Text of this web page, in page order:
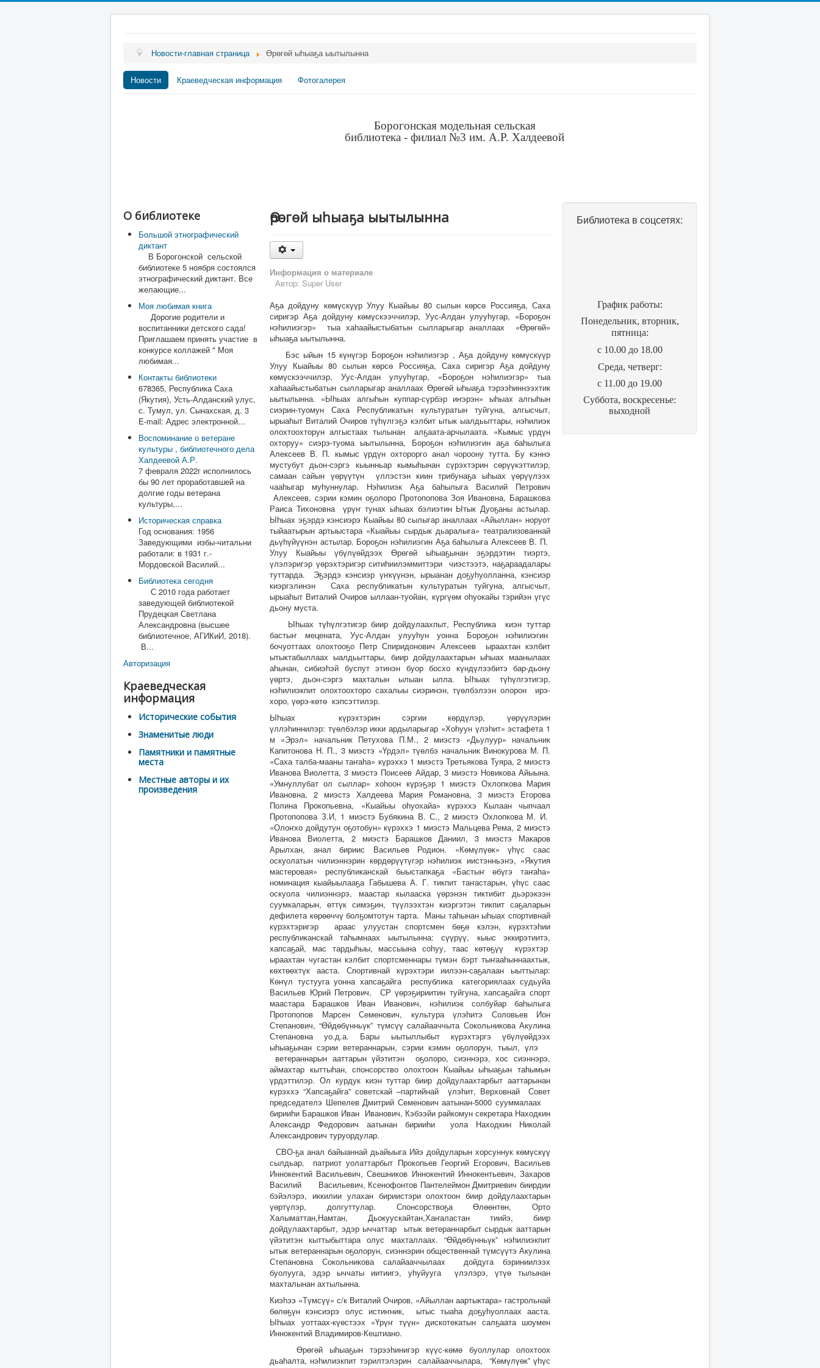
Новости-главная страница Өрөгөй ыһыаҕа ыытылынна
Новости Краеведческая информация Фотогалерея
Борогонская модельная сельская
библиотека - филиал №3 им. А.Р. Халдеевой
О библиотеке
Большой этнографический
диктант
В Борогонской сельской
библиотеке 5 ноября состоялся
этнографический диктант. Все
желающие...
Моя любимая книга
Дорогие родители и
воспитанники детского сада!
Приглашаем принять участие в
конкурсе коллажей " Моя
любимая...
Контакты библиотеки
678365, Республика Саха
(Якутия), Усть-Алданский улус,
с. Тумул, ул. Сынахская, д. 3
E-mail: Адрес электронной...
Воспоминание о ветеране
культуры , библиотечного дела
Халдеевой А.Р.
7 февраля 2022г исполнилось
бы 90 лет проработавшей на
долгие годы ветерана
культуры,...
Историческая справка
Год основания: 1956
Заведующими избы-читальни
работали: в 1931 г.-
Мордовской Василий...
Библиотека сегодня
С 2010 года работает
заведующей библиотекой
Прудецкая Светлана
Александровна (высшее
библиотечное, АГИКиИ, 2018).
В...
Авторизация
Краеведческая
информация
Исторические события
Знаменитые люди
Памятники и памятные
места
Местные авторы и их
произведения
Өрөгөй ыһыаҕа ыытылынна
Информация о материале
Автор: Super User
Аҕа дойдуну көмүскүүр Улуу Кыайыы 80 сылын көрсө Россияҕа, Саха
сиригэр Аҕа дойдуну көмүскээччилэр, Уус-Алдан улууһугар, «Бороҕон
нэһилиэгэр» тыа хаһаайыстыбатын сылларыгар аналлаах «Өрөгөй»
ыһыаҕа ыытылынна.
Бэс ыйын 15 күнүгэр Бороҕон нэһилиэгэр , Аҕа дойдуну көмүскүүр
Улуу Кыайыы 80 сылын көрсө Россияҕа, Саха сиригэр Аҕа дойдуну
көмүскээччилэр, Уус-Алдан улууһугар, «Бороҕон нэһилиэгэр» тыа
хаһаайыстыбатын сылларыгар аналлаах Өрөгөй ыһыаҕа тэрээһиннээхтик
ыытылынна. «Ыһыах алгыһын куппар-сүрбэр иҥэрэн» ыһыах алгыһын
сиэрин-туомун Саха Республикатын культуратын туйгуна, алгысчыт,
ырыаһыт Виталий Очиров түһүлгэҕэ кэлбит ытык ыалдьыттары, нэһилиэк
олохтоохторун алгыстаах тылынан алҕаата-арчылаата. «Кымыс үрдүн
охторуу» сиэрэ-туома ыытылынна, Бороҕон нэһилиэгин аҕа баһылыга
Алексеев В. П. кымыс үрдүн охторорго анал чороону тутта. Бу кэннэ
мустубут дьон-сэргэ кыынньар кымыһынан сүрэхтэрин сөрүүкэттилэр,
самаан сайын үөрүүтүн үллэстэн киин трибунаҕа ыһыах үөрүүлээх
чааһыгар муһуннулар. Нэһилиэк Аҕа баһылыга Василий Петрович
Алексеев, сэрии кэмин оҕолоро Протопопова Зоя Ивановна, Барашкова
Раиса Тихоновна үрүҥ тунах ыһыах бэлиэтин Ытык Дуоҕаны астылар.
Ыһыах эҕэрдэ кэнсиэрэ Кыайыы 80 сылыгар аналлаах «Айыллан» норуот
тыйаатырын артыыстара «Кыайыы сырдык дьаралыга» театрализованнай
дьүһүйүүнэн астылар. Бороҕон нэһилиэгин Аҕа баһылыга Алексеев В. П.
Улуу Кыайыы үбүлүөйдээх Өрөгөй ыһыаҕынан эҕэрдэтин тиэртэ,
үлэлэригэр үөрэхтэригэр ситиһиилэммиттэри чиэстээтэ, наҕараадалары
туттарда. Эҕэрдэ кэнсиэр үҥкүүнэн, ырыанан доҕуһуолланна, кэнсиэр
киэргэлинэн Саха республикатын культуратын туйгуна, алгысчыт,
ырыаһыт Виталий Очиров ыллаан-туойан, күргүөм оһуокайы тэрийэн үгүс
дьону муста.
Ыһыах түһүлгэтигэр биир дойдулаахпыт, Республика киэн туттар
бастыҥ мецената, Уус-Алдан улууһун уонна Бороҕон нэһилиэгин
бочуоттаах олохтооҕо Петр Спиридонович Алексеев ыраахтан кэлбит
ытыктабыллаах ыалдьыттары, биир дойдулаахтарын ыһыах маанылаах
аһынан, сибиэһэй буспут этинэн буор босхо күндүлээбитэ бар-дьону
үөртэ, дьон-сэргэ махталын ылыан ылла. Ыһыах түһүлгэтигэр,
нэһилиэкпит олохтоохторо сахалыы сиэринэн, түөлбэлээн олорон ирэ-
хоро, үөрэ-көтө кэпсэттилэр.
Ыһыах күрэхтэрин сэргии көрдүлэр, үөрүүлэрин
үллэһиннилэр: түөлбэлэр икки ардыларыгар «Хоһуун үлэһит» эстафета 1
м «Эрэл» начальник Петухова П.М., 2 миэстэ «Дьулуур» начальник
Капитонова Н. П., 3 миэстэ «Үрдэл» түөлбэ начальник Винокурова М. П.
«Саха талба-мааны таҥаһа» күрэххэ 1 миэстэ Третьякова Туяра, 2 миэстэ
Иванова Виолетта, 3 миэстэ Поисеев Айдар, 3 миэстэ Новикова Айыына.
«Умнуллубат ол сыллар» хоһоон күрэҕэр 1 миэстэ Охлопкова Мария
Ивановна, 2 миэстэ Халдеева Мария Романовна, 3 миэстэ Егорова
Полина Прокопьевна, «Кыайыы оһуохайа» күрэххэ Кылаан чыпчаал
Протопопова З.И, 1 миэстэ Бубякина В. С., 2 миэстэ Охлопкова М. И.
«Олоҥхо дойдутун оҕотобун» күрэххэ 1 миэстэ Мальцева Рема, 2 миэстэ
Иванова Виолетта, 2 миэстэ Барашков Даниил, 3 миэстэ Макаров
Арылхан, анал бириис Васильев Родион. «Көмүлүөк» үһүс саас
оскуолатын чилиэннэрин көрдөрүүтүгэр нэһилиэк иистэнньэҥэ, «Якутия
мастеровая» республиканскай быыстапкаҕа «Бастыҥ өбүгэ таҥаһа»
номинация кыайыылааҕа Габышева А. Г. тикпит таҥастарын, үһүс саас
оскуола чилиэннэрэ, маастар кылааска үөрэнэн тиктибит дьэрэкээн
суумкаларын, өттүк симэҕин, түүлээхтэн киэргэтэн тикпит саҕаларын
дефилета көрөөччү болҕомтотун тарта. Маны таһынан ыһыах спортивнай
күрэхтэригэр араас улуустан спортсмен бөҕө кэлэн, күрэхтэһии
республиканскай таһымнаах ыытылынна: сүүрүү, кыыс эккирэтиитэ,
хапсаҕай, мас тардыһыы, массыына соһуу, таас көтөҕүү күрэхтэр
ыраахтан чугастан кэлбит спортсменнары түмэн бэрт тыҥааһыннаахтык,
көхтөөхтүк ааста. Спортивнай күрэхтэри иилээн-саҕалаан ыыттылар:
Көҥүл тустууга уонна хапсаҕайга республика категориялаах судьуйа
Васильев Юрий Петрович, СР үөрэҕириитин туйгуна, хапсаҕайга спорт
маастара Барашков Иван Иванович, нэһилиэк солбуйар баһылыга
Протопопов Марсен Семенович, культура үлэһитэ Соловьев Ион
Степанович, “Өйдөбүнньүк” түмсүү салайааччыта Сокольникова Акулина
Степановна уо.д.а. Бары ыытыллыбыт күрэхтэргэ үбүлүөйдээх
ыһыаҕынан сэрии ветераннарын, сэрии кэмин оҕолорун, тыыл, үлэ
ветераннарын ааттарын үйэтитэн оҕолоро, сиэннэрэ, хос сиэннэрэ,
аймахтар кыттыһан, спонсорство олохтоон Кыайыы ыһыаҕын таһымын
үрдэттилэр. Ол курдук киэн туттар биир дойдулаахтарбыт ааттарынан
күрэххэ “Хапсаҕайга” советскай –партийнай үлэһит, Верховнай Совет
председателэ Шепелев Дмитрий Семенович аатынан-5000 сууммалаах
бирииһи Барашков Иван Иванович, Кэбээйи райкомун секретара Находкин
Александр Федорович аатынан бирииһи уола Находкин Николай
Александрович туруордулар.
СВО-ҕа анал байыаннай дьайыыга Ийэ дойдуларын хорсуннук көмүскүү
сылдьар, патриот уолаттарбыт Прокопьев Георгий Егорович, Васильев
Иннокентий Васильевич, Свешников Иннокентий Иннокентьевич, Захаров
Василий Васильевич, Ксенофонтов Пантелеймон Дмитриевич биирдии
бэйэлэрэ, иккилии улахан бириистэри олохтоон биир дойдулаахтарын
үөртүлэр, долгуттулар. Спонсорствоҕа Өлөөнтөн, Орто
Халыматтан,Намтан, Дьокуускайтан,Хаҥаластан тиийэ, биир
дойдулаахтарбыт, эдэр ыччаттар ытык ветераннарбыт сырдык ааттарын
үйэтитэн кыттыбыттара олус махталлаах. “Өйдөбүнньүк” нэһилиэкпит
ытык ветераннарын оҕолорун, сиэннэрин общественнай түмсүүтэ Акулина
Степановна Сокольникова салайааччылаах дойдуга бэриниилээх
буолууга, эдэр ыччаты иитиигэ, уһуйууга үлэлэрэ, үтүө тылынан
махталынан ахтылынна.
Киэһээ «Түмсүү» с/к Виталий Очиров, «Айыллан аартыктара» гастрольнай
бөлөҕүн кэнсиэрэ олус истиҥник, ытыс тыаһа доҕуһуоллаах ааста.
Ыһыах уоттаах-күөстээх «Үрүҥ түүн» дискотекатын салҕаата шоумен
Иннокентий Владимиров-Кештиано.
Өрөгөй ыһыаҕын тэрээһинигэр күүс-көмө буоллулар олохтоох
дьаһалта, нэһилиэкпит тэрилтэлэрин салайааччылара, “Көмүлүөк” үһүс
Библиотека в соцсетях:
График работы:
Понедельник, вторник,
пятница:
с 10.00 до 18.00
Cреда, четверг:
с 11.00 до 19.00
Суббота, воскресенье:
выходной